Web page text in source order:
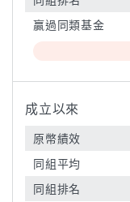
贏過同類基金
成立以來
原幣績效
同組平均
同組排名